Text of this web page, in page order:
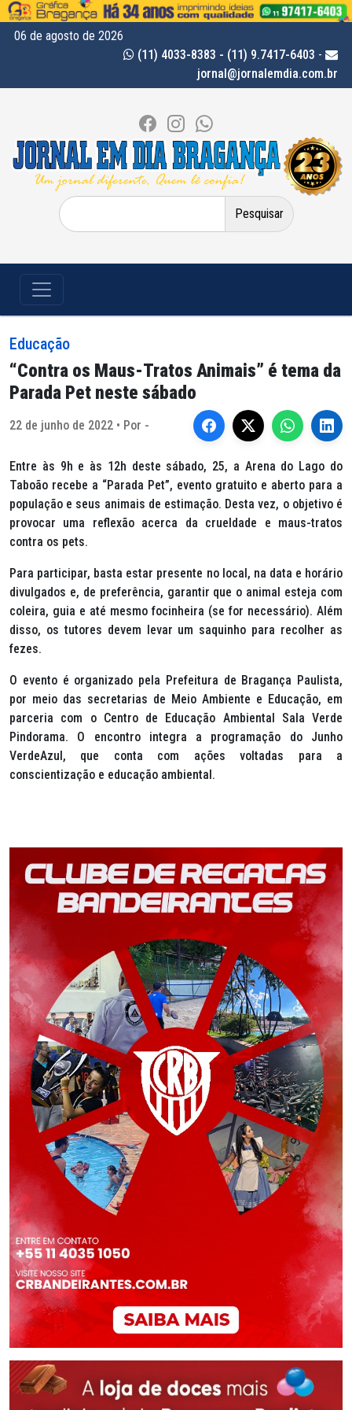
06 de agosto de 2026
(11) 4033-8383 - (11) 9.7417-6403 -
jornal@jornalemdia.com.br
Pesquisar
por:
Educação
“Contra os Maus-Tratos Animais” é tema da
Parada Pet neste sábado
22 de junho de 2022 • Por -
Entre às 9h e às 12h deste sábado, 25, a Arena do Lago do
Taboão recebe a “Parada Pet”, evento gratuito e aberto para a
população e seus animais de estimação. Desta vez, o objetivo é
provocar uma reflexão acerca da crueldade e maus-tratos
contra os pets.
Para participar, basta estar presente no local, na data e horário
divulgados e, de preferência, garantir que o animal esteja com
coleira, guia e até mesmo focinheira (se for necessário). Além
disso, os tutores devem levar um saquinho para recolher as
fezes.
O evento é organizado pela Prefeitura de Bragança Paulista,
por meio das secretarias de Meio Ambiente e Educação, em
parceria com o Centro de Educação Ambiental Sala Verde
Pindorama. O encontro integra a programação do Junho
VerdeAzul, que conta com ações voltadas para a
conscientização e educação ambiental.